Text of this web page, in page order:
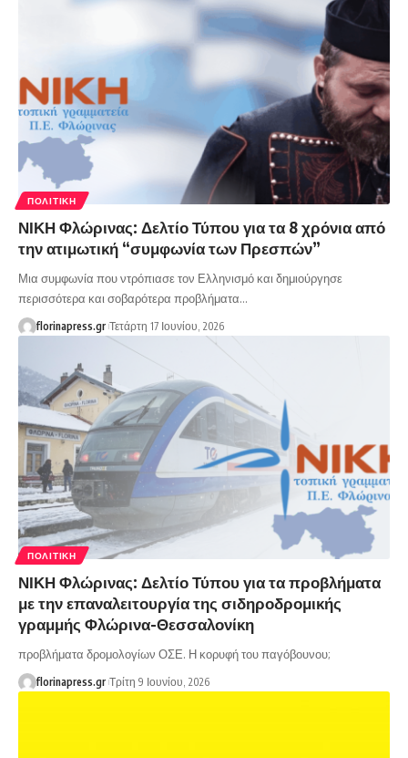
ΠΟΛΙΤΙΚΉ
ΝΙΚΗ Φλώρινας: Δελτίο Τύπου για τα 8 χρόνια από
την ατιμωτική “συμφωνία των Πρεσπών”
Μια συμφωνία που ντρόπιασε τον Ελληνισμό και δημιούργησε
περισσότερα και σοβαρότερα προβλήματα…
florinapress.gr Τετάρτη 17 Ιουνίου, 2026
ΠΟΛΙΤΙΚΉ
ΝΙΚΗ Φλώρινας: Δελτίο Τύπου για τα προβλήματα
με την επαναλειτουργία της σιδηροδρομικής
γραμμής Φλώρινα-Θεσσαλονίκη
προβλήματα δρομολογίων ΟΣΕ. Η κορυφή του παγόβουνου;
florinapress.gr Τρίτη 9 Ιουνίου, 2026